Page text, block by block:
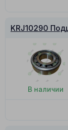
KRJ10290
В наличии